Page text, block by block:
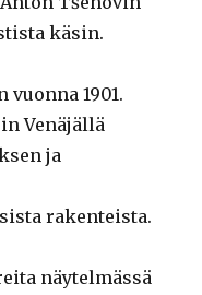
käsin.
1901.
Venäjällä
ja
rakenteista.
näytelmässä